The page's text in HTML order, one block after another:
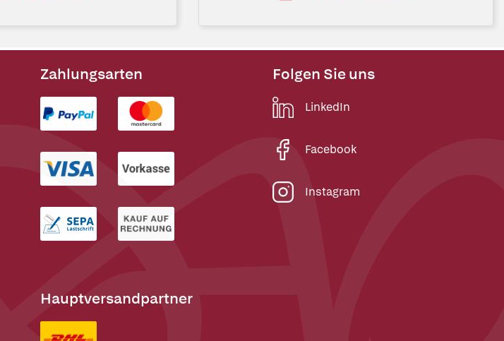
Zahlungsarten
Hauptversandpartner
Folgen Sie uns
LinkedIn
Facebook
Instagram